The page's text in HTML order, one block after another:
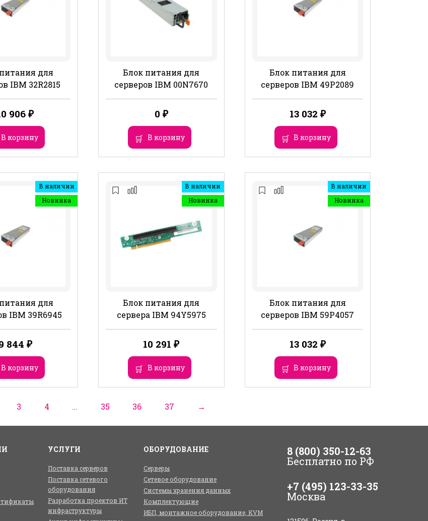
для
IBM 32R2815
906₽
В корзину
Блок питания для
серверов IBM 00N7670
0 ₽
В корзину
Блок питания для
серверов IBM 49P2089
13 032 ₽
В корзину
В наличии
Новинка
для
IBM 39R6945
844 ₽
В корзину
В наличии
Новинка
Блок питания для
сервера IBM 94Y5975
10 291₽
В корзину
В наличии
Новинка
Блок питания для
серверов IBM 59P4057
13 032 ₽
В корзину
3 4 … 35 36 37 →
УСЛУГИ
Поставка серверов
Поставка сетевого
оборудования
Разработка проектов ИТ
инфраструктуры
ОБОРУДОВАНИЕ
Серверы
Сетевое оборудование
Системы хранения данных
Комплектующие
ИБП, монтажное оборудование, KVM
8 (800) 350-12-63
Бесплатно по РФ
+7 (495) 123-33-35
Москва